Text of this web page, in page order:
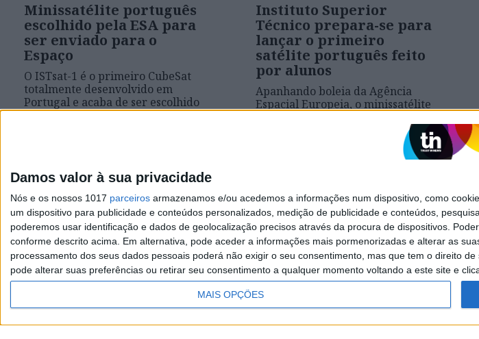
Damos valor à sua privacidade
Nós e os nossos 1017 parceiros armazenamos e/ou acedemos a informações num dispositivo, como
um dispositivo para publicidade e conteúdos personalizados, medição de publicidade e conteúdos,
poderemos usar identificação e dados de geolocalização precisos através da procura de dispositivos.
conforme descrito acima. Em alternativa, pode aceder a informações mais pormenorizadas e alterar as
processamento dos seus dados pessoais poderá não exigir o seu consentimento, mas que tem o direito
pode alterar suas preferências ou retirar seu consentimento a qualquer momento voltando a este site e
MAIS OPÇÕES
Minissatélite português
escolhido pela ESA para
ser enviado para o
Espaço
O ISTsat-1 é o primeiro CubeSat
totalmente desenvolvido em
Portugal e acaba de ser escolhido
para integrar uma missão da
Instituto Superior
Técnico prepara-se para
lançar o primeiro
satélite português feito
por alunos
Apanhando boleia da Agência
Espacial Europeia, o minissatélite
de dois anos e irá servir para
transmitir a posição de aviões
comerciais - para que não se
desapareceu no Índico
SITES DO GRUPO
Visão